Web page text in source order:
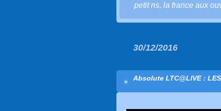
petit ns, la france aux
30/12/2016
Absolute LTC@LIVE :